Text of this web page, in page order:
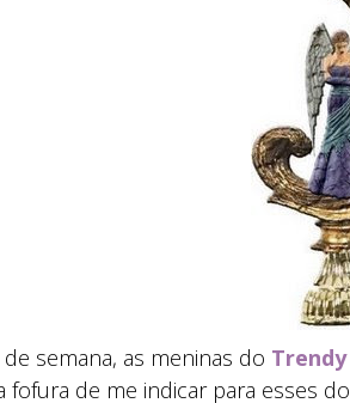
de semana, as meninas do
fofura de me indicar para esses